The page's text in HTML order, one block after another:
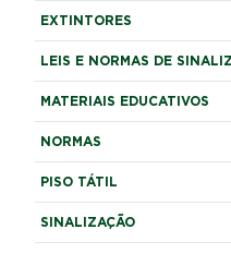
EXTINTORES
LEIS E NORMAS DE
MATERIAIS EDUCATIVOS
NORMAS
PISO TÁTIL
SINALIZAÇÃO